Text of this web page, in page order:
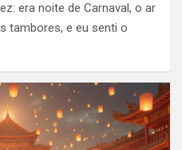
era noite de Carnaval, o ar
tambores, e eu senti o